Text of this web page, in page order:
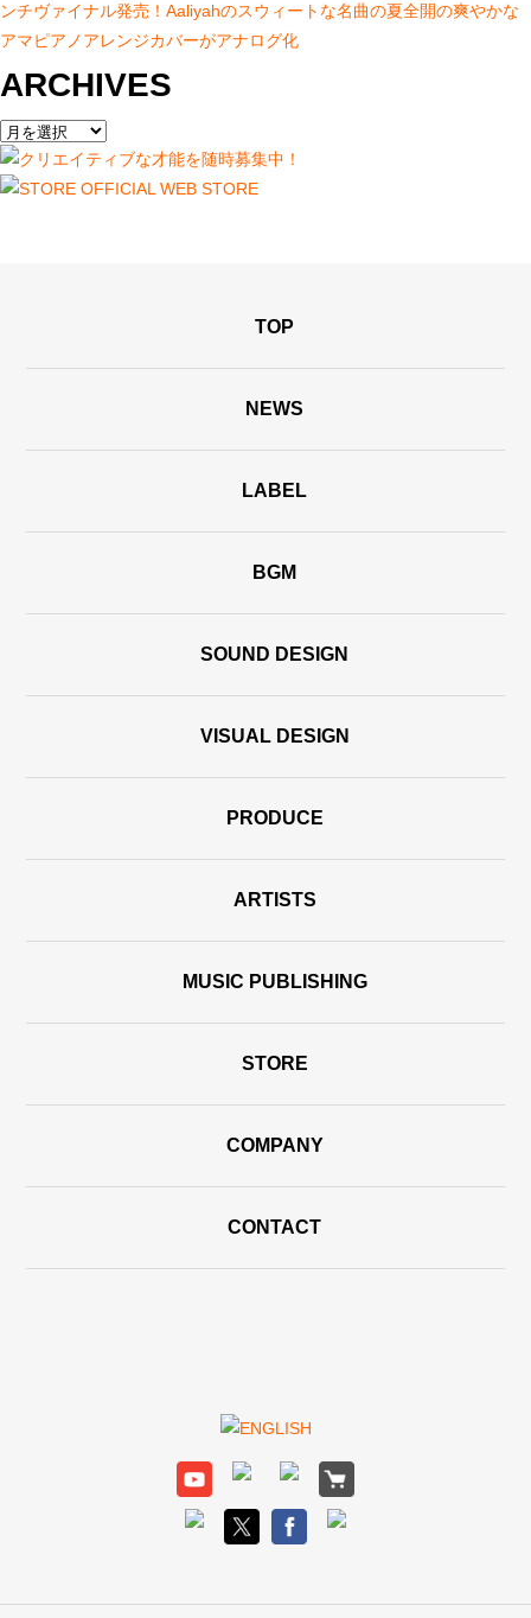
ンチヴァイナル発売！Aaliyahのスウィートな名曲の夏全開の爽やかな
アマピアノアレンジカバーがアナログ化
ARCHIVES
TOP
NEWS
LABEL
BGM
SOUND DESIGN
VISUAL DESIGN
PRODUCE
ARTISTS
MUSIC PUBLISHING
STORE
COMPANY
CONTACT